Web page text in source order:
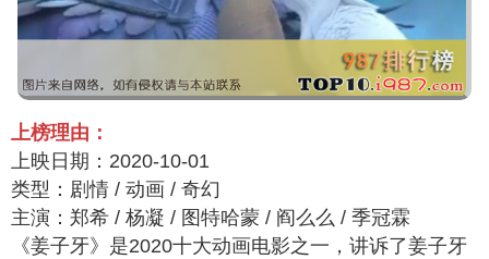
上榜理由：
上映日期：2020-10-01
类型：剧情 / 动画 / 奇幻
主演：郑希 / 杨凝 / 图特哈蒙 / 阎么么 / 季冠霖
《姜子牙》是2020十大动画电影之一，讲诉了姜子牙